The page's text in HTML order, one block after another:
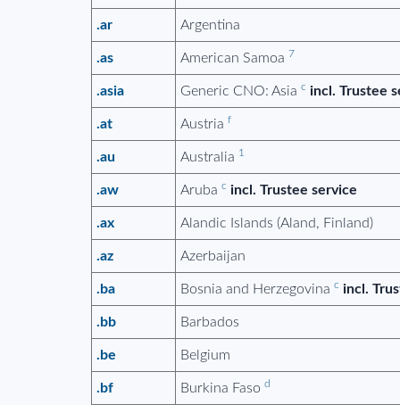
.ar Argentina
.as American Samoa 7
.asia Generic CNO: Asia c incl. Trustee
.at Austria f
.au Australia 1
.aw Aruba c incl. Trustee service
.ax Alandic Islands (Aland, Finland)
.az Azerbaijan
.ba Bosnia and Herzegovina c incl.
.bb Barbados
.be Belgium
.bf Burkina Faso d